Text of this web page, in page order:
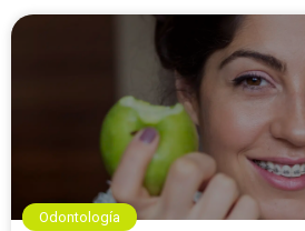
Odontología